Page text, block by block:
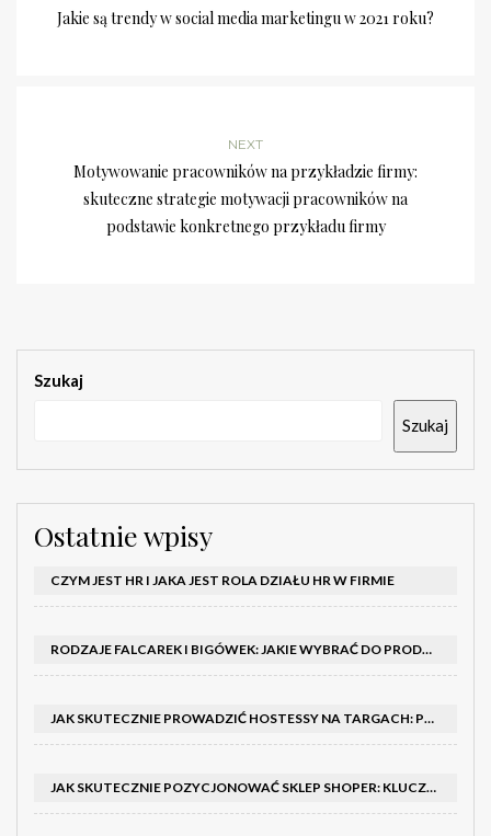
Jakie są trendy w social media marketingu w 2021 roku?
NEXT
Motywowanie pracowników na przykładzie firmy:
skuteczne strategie motywacji pracowników na
podstawie konkretnego przykładu firmy
Szukaj
Szukaj
Ostatnie wpisy
CZYM JEST HR I JAKA JEST ROLA DZIAŁU HR W FIRMIE
RODZAJE FALCAREK I BIGÓWEK: JAKIE WYBRAĆ DO PRODUKCJI?
JAK SKUTECZNIE PROWADZIĆ HOSTESSY NA TARGACH: PORADNIK I SZKOLENIA
JAK SKUTECZNIE POZYCJONOWAĆ SKLEP SHOPER: KLUCZOWE KROKI I STRATEGIE